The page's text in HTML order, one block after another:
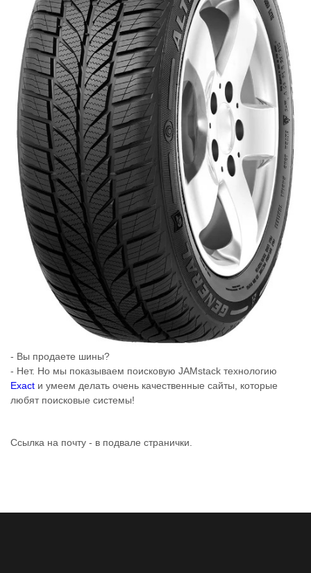
- Вы продаете шины?
- Нет. Но мы показываем поисковую JAMstack технологию
Exact и умеем делать очень качественные сайты, которые
любят поисковые системы!
Ссылка на почту - в подвале странички.